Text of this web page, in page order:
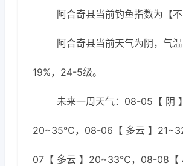
阿合奇县当前钓鱼指数为【不
阿合奇县当前天气为阴，气
19%，24-5级。
未来一周天气：08-05【 阴 】
20~35℃，08-06【 多云 】
07【 多云 】20~33℃，08-08【